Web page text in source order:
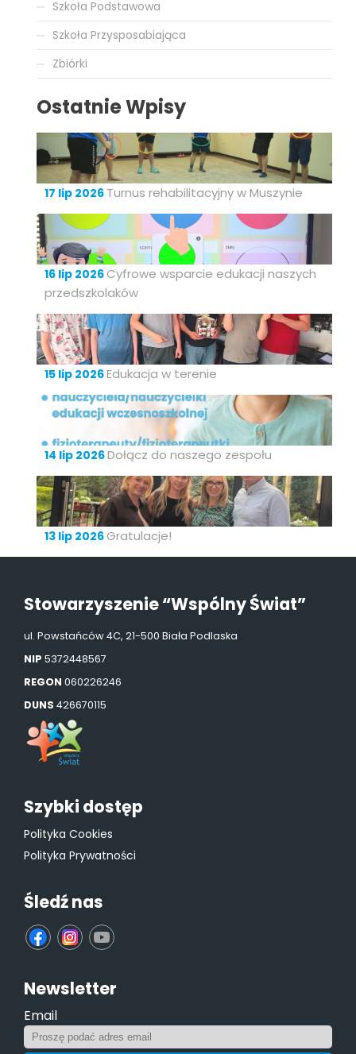
Szkoła Podstawowa
Szkoła Przysposabiająca
Zbiórki
Ostatnie Wpisy
17 lip 2026 Turnus rehabilitacyjny w Muszynie
16 lip 2026 Cyfrowe wsparcie edukacji naszych
przedszkolaków
15 lip 2026Edukacja w terenie
14 lip 2026Dołącz do naszego zespołu
13 lip 2026 Gratulacje!
Stowarzyszenie “Wspólny Świat”
ul. Powstańców 4C, 21-500 Biała Podlaska
NIP 5372448567
REGON 060226246
DUNS 426670115
Szybki dostęp
Polityka Cookies
Polityka Prywatności
Śledź nas
fb ins yt
Newsletter
Email